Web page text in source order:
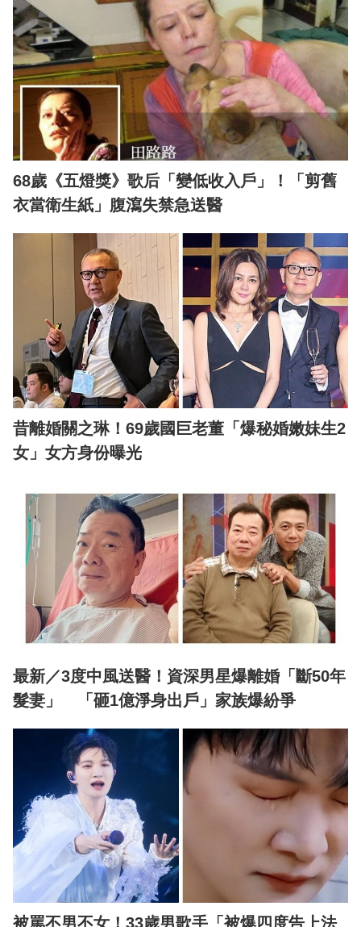
68歲《五燈獎》歌后「變低收入戶」！「剪舊
衣當衛生紙」腹瀉失禁急送醫
昔離婚關之琳！69歲國巨老董「爆秘婚嫩妹生2
女」女方身份曝光
最新／3度中風送醫！資深男星爆離婚「斷50年
髮妻」 「砸1億淨身出戶」家族爆紛爭
被罵不男不女！33歲男歌手「被爆四度告上法